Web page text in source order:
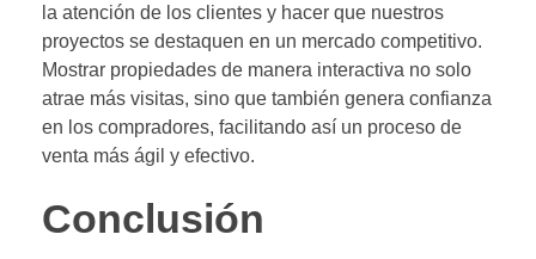
la atención de los clientes y hacer que nuestros
proyectos se destaquen en un mercado competitivo.
Mostrar propiedades de manera interactiva no solo
atrae más visitas, sino que también genera confianza
en los compradores, facilitando así un proceso de
venta más ágil y efectivo.
Conclusión